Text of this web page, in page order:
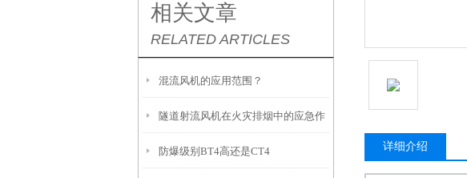
相关文章
RELATED ARTICLES
混流风机的应用范围？
隧道射流风机在火灾排烟中的应急作
用
防爆级别BT4高还是CT4 详细介绍